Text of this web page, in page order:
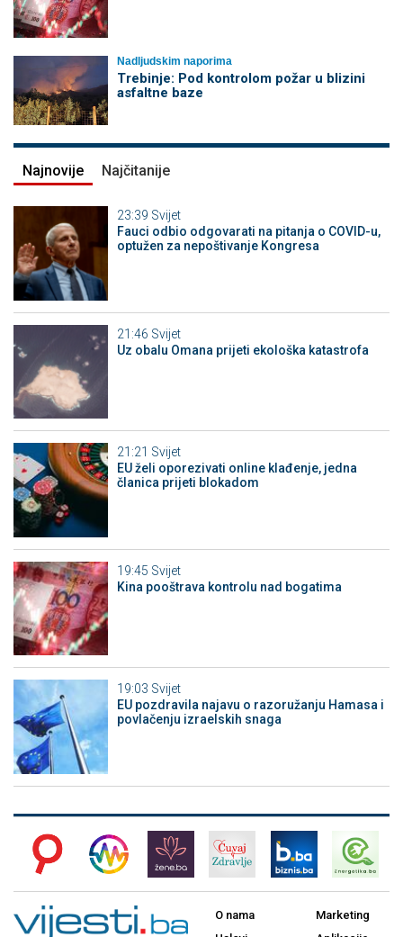
Nadljudskim naporima
Trebinje: Pod kontrolom požar u blizini
asfaltne baze
Najnovije Najčitanije
23:39 Svijet
Fauci odbio odgovarati na pitanja o COVID-u,
optužen za nepoštivanje Kongresa
21:46 Svijet
Uz obalu Omana prijeti ekološka katastrofa
21:21 Svijet
EU želi oporezivati online klađenje, jedna
članica prijeti blokadom
19:45 Svijet
Kina pooštrava kontrolu nad bogatima
19:03 Svijet
EU pozdravila najavu o razoružanju Hamasa i
povlačenju izraelskih snaga
O nama
Marketing